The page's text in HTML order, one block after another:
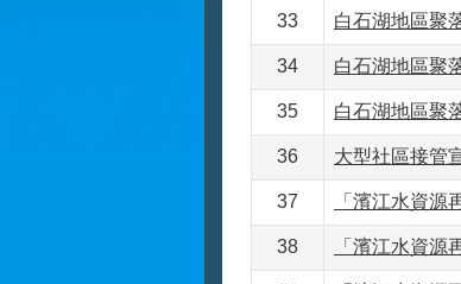
33 白石湖地區聚
34 白石湖地區聚
35 白石湖地區聚
36 大型社區接管
37 「濱江水資
38 「濱江水資